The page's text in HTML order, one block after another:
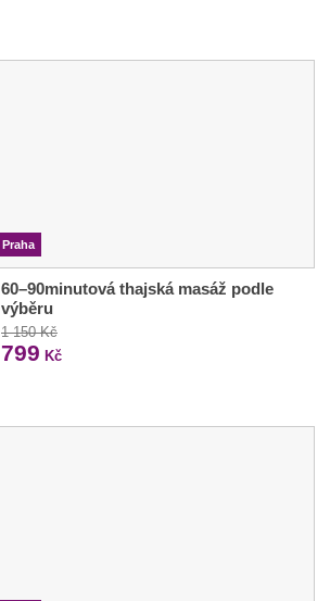
Praha
60–90minutová thajská masáž podle
výběru
1 150 Kč
799 Kč